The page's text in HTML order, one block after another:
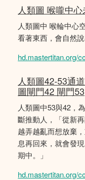
人類圖 喉嚨中
人類圖中 喉輪中心
看著東西，會自然說
hd.mastertitan.org/
人類圖42-53通
圖閘門42 閘門53
人類圖中53與42，
斷推動人，「從新
越弄越亂而想放棄
息再回來，就會發
期中。」
hd.mastertitan.org/